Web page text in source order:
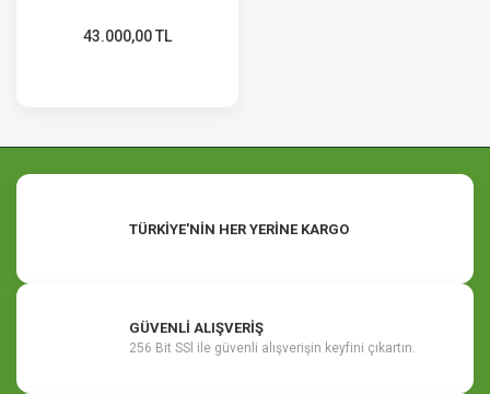
43.000,00 TL
TÜRKİYE'NİN HER YERİNE KARGO
GÜVENLİ ALIŞVERİŞ
256 Bit SSl ile güvenli alışverişin keyfini çıkartın.